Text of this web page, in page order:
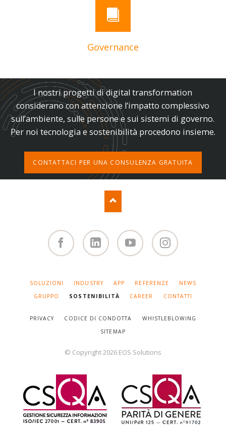
Governance
I nostri progetti di digital transformation
considerano con attenzione l’impatto complessivo
sull’ambiente, sulle persone e sui sistemi di governo.
Per noi tecnologia e sostenibilità procedono insieme.
CONTATTACI PER UNA CONSULENZA GRATUITA
SALTA
NAVIGAZIONE
SOLUZIONI INDUSTRY APP REFERENZE
NEWS
GRUPPO
SOSTENIBILITÀ CAREER CONTATTI
PRIVACY CODICE DI CONDOTTA
WHISTLEBLOWING
SITEMAP
© Copyright 2026 EOS Solutions